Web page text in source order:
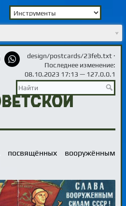
design/postcards/23feb.txt·
Последнее изменение:
08.10.2023 17:13 — 127.0.0.1
посвящённых вооружённым